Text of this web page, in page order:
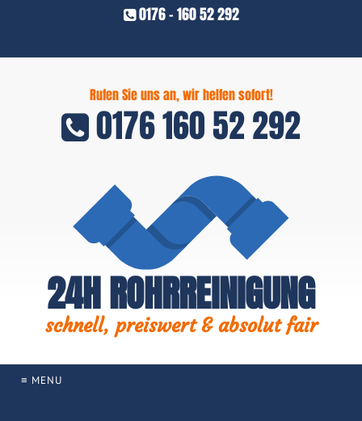
0176 - 160 52 292
Rufen Sie uns an, wir helfen sofort!
0176 160 52 292
24H ROHRREINIGUNG
schnell, preiswert & absolut fair
≡ MENU